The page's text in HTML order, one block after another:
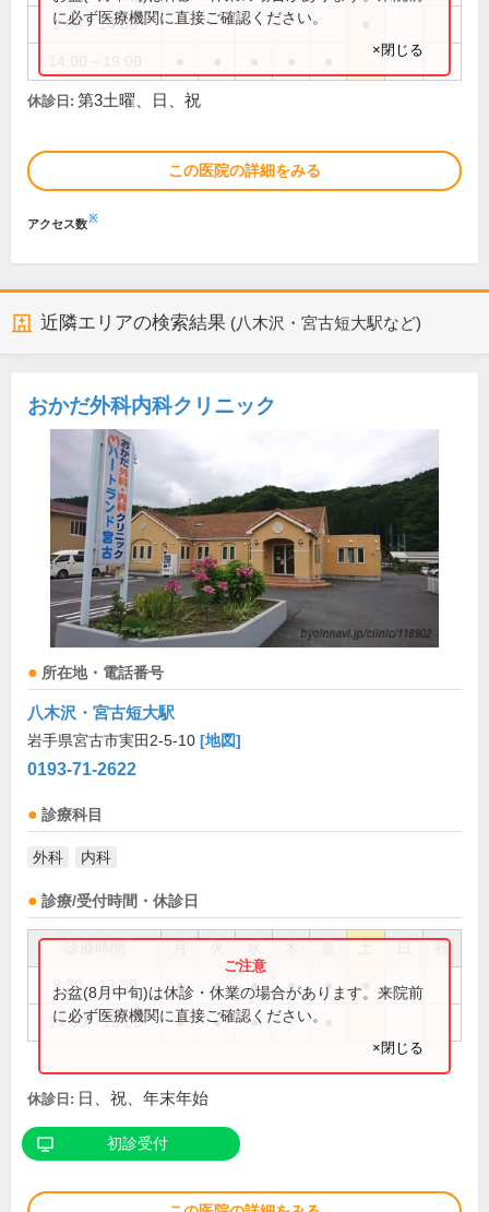
9:00～14:00
に必ず医療機関に直接ご確認ください。
×閉じる
休診日: 第3土曜、日、祝
この医院の詳細をみる
アクセス数※
近隣エリアの検索結果 (八木沢・宮古短大駅など)
おかだ外科内科クリニック
所在地・電話番号
八木沢・宮古短大駅
岩手県宮古市実田2-5-10 [地図]
0193-71-2622
診療科目
外科 内科
診療/受付時間・休診日
祝
8:30～12:30 ● ● ● ● ●
14:00～18:00 ● ● ●
お盆(8月中旬)は休診・休業の場合があります。来院前
に必ず医療機関に直接ご確認ください。
×閉じる
休診日: 日、祝、年末年始
初診受付